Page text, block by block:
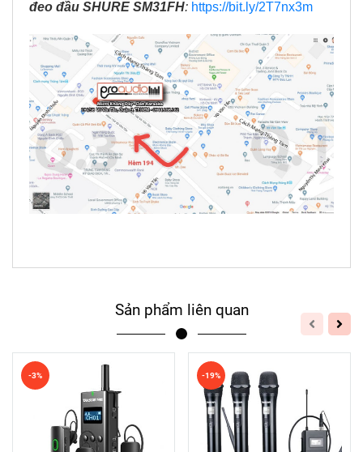
đeo đầu SHURE SM31FH: https://bit.ly/2T7nx3m
Sản phẩm liên quan
-3% -19%